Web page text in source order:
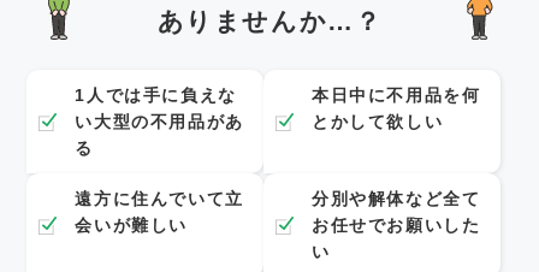
ありませんか…？
1人では手に負えな
い大型の不用品があ
る
本日中に不用品を何
とかして欲しい
遠方に住んでいて立
会いが難しい
分別や解体など全て
お任せでお願いした
い